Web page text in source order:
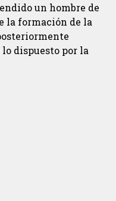
un hombre de
la formación de la
dispuesto por la